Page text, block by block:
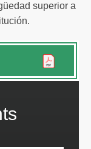
superior a